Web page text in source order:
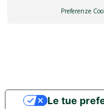
Preferenze
Le tue